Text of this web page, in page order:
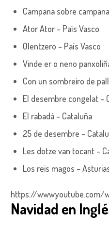
Campana sobre
Ator Ator – País Vasco
Olentzero – País Vasco
Vinde er o neno
Con un sombreiro de
El desembre congelat –
El rabadá – Cataluña
25 de desembre –
Les dotze van tocant –
Los reis magos –
https://www.youtube.com/
Navidad en